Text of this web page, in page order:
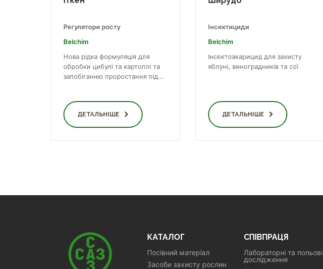
Регулятори росту
Belchim
Нова рідка формуляція для
обробки цибулі та картоплі та
запобіганню проростання під...
ДЕТАЛЬНІШЕ
Інсектициди
Belchim
Інсектоакарицид для захисту
яблуні, виноградників та сої
ДЕТАЛЬНІШЕ
КАТАЛОГ
Посівний матеріал
Засоби захисту рослин
СПІВПРАЦЯ
Лабораторні та польові
дослідження